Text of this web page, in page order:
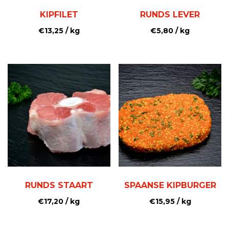
KIPFILET
€13,25/ kg
RUNDS LEVER
€5,80 / kg
RUNDS STAART
€17,20 / kg
SPAANSE KIPBURGER
€15,95/ kg